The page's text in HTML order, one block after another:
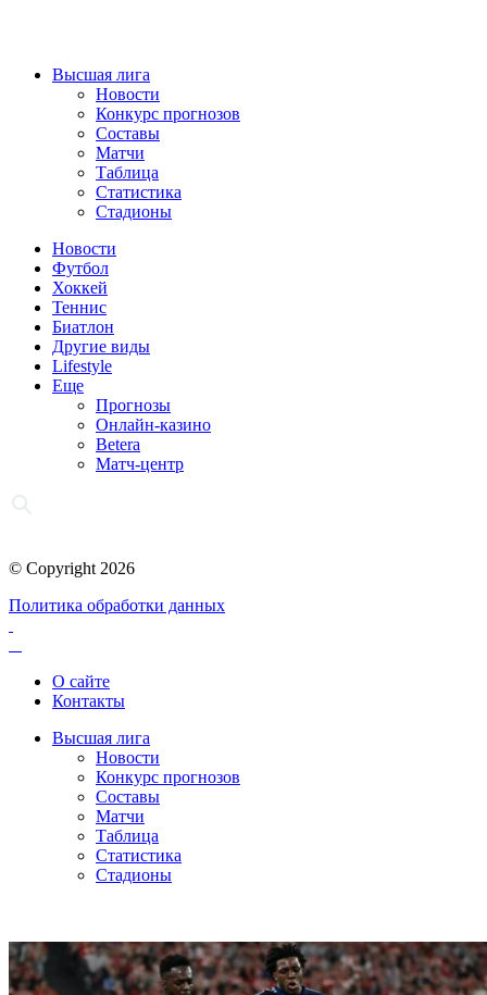
Высшая лига
Новости
Конкурс прогнозов
Составы
Матчи
Таблица
Статистика
Стадионы
Новости
Футбол
Хоккей
Теннис
Биатлон
Другие виды
Lifestyle
Еще
Прогнозы
Онлайн-казино
Betera
Матч-центр
© Copyright 2026
Политика обработки данных
О сайте
Контакты
Высшая лига
Новости
Конкурс прогнозов
Составы
Матчи
Таблица
Статистика
Стадионы